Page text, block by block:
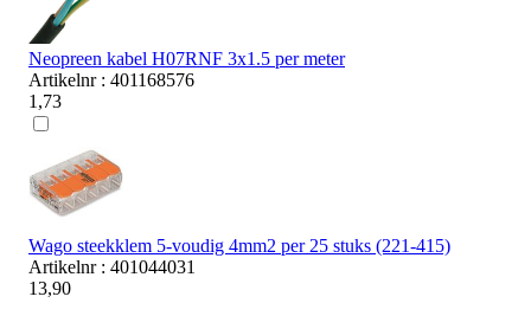
Neopreen kabel H07RNF 3x1.5 per meter
Artikelnr : 401168576
1,73
Wago steekklem 5-voudig 4mm2 per 25 stuks (221-415)
Artikelnr : 401044031
13,90